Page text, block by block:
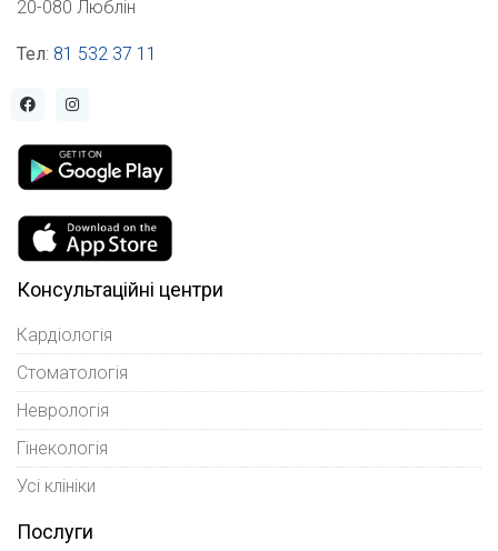
20-080 Люблін
Тел: 81 532 37 11
Консультаційні центри
Кардіологія
Стоматологія
Неврологія
Гінекологія
Усі клініки
Послуги